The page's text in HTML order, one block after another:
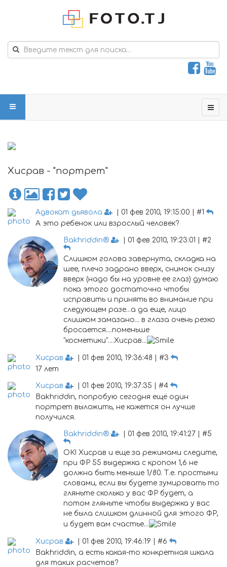
Хисрав - "портрет"
Адвокат дьявола
| 01 фев 2010, 19:15:00 | #1
А это ребенок или взрослый человек?
Bakhriddin® | 01 фев 2010, 19:23:01 | #2
Слишком голова завернута, складка на
шее, плечо задрано вверх, снимок снизу
вверх (надо бы на уровне ее глаз) думаю
пока этого достаточно чтобы
исправить и принять во внимание при
следующем разе...а да еще, лицо
слишком замазано... в глаза очень резко
бросается....поменьше
"косметики"....Хисрав...
Хисрав
| 01 фев 2010, 19:36:48 | #3
17 лет
Хисрав
| 01 фев 2010, 19:37:35 | #4
Bakhriddin, попробую сегодня ещё один
портрет выложить, не кажется он лучше
получился.
Bakhriddin® | 01 фев 2010, 19:41:27 | #5
ОК! Хисрав и еще за режимами следите,
при ФР 55 выдержка с кропом 1,6 не
должна быть меньше 1/80. Т.е. простыми
словами, если вы будете зумировать то
гляньте сколько у вас ФР будет, а
потом гляньте чтобы выдержка у вас
не была слишком длинной для этого ФР,
и будет вам счастье...
Хисрав
| 01 фев 2010, 19:46:19 | #6
Bakhriddin, а есть какая-то конкретная шкала
для таких расчетов?